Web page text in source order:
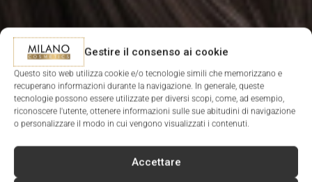
Gestire il consenso ai cookie
Questo sito web utilizza cookie e/o tecnologie simili che memorizzano e
recuperano informazioni durante la navigazione. In generale, queste
tecnologie possono essere utilizzate per diversi scopi, come, ad esempio,
riconoscere l'utente, ottenere informazioni sulle sue abitudini di navigazione
o personalizzare il modo in cui vengono visualizzati i contenuti.
Accettare